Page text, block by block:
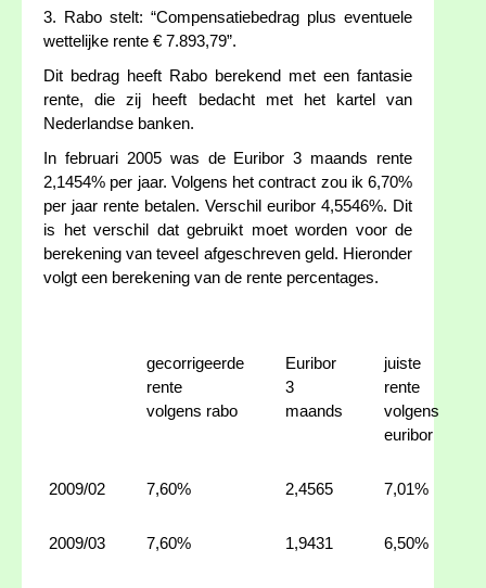
3. Rabo stelt: “Compensatiebedrag plus eventuele
wettelijke rente € 7.893,79”.
Dit bedrag heeft Rabo berekend met een fantasie
rente, die zij heeft bedacht met het kartel van
Nederlandse banken.
In februari 2005 was de Euribor 3 maands rente
2,1454% per jaar. Volgens het contract zou ik 6,70%
per jaar rente betalen. Verschil euribor 4,5546%. Dit
is het verschil dat gebruikt moet worden voor de
berekening van teveel afgeschreven geld. Hieronder
volgt een berekening van de rente percentages.
gecorrigeerde
rente
volgens rabo
Euribor
3
maands
juiste
rente
volgens
euribor
2009/02 7,60% 2,4565 7,01%
2009/03 7,60% 1,9431 6,50%